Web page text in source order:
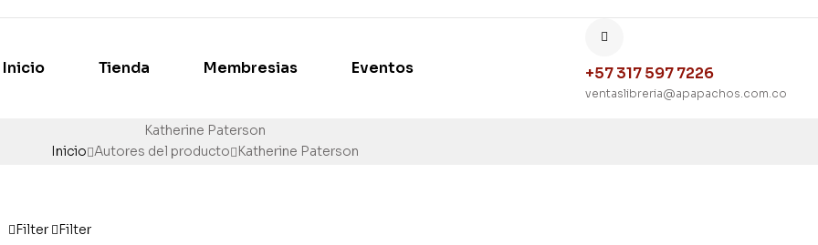
Inicio Tienda Membresias Eventos +57 317 597 7226
ventaslibreria@apapachos.com.co
Katherine Paterson
Inicio Autores del producto Katherine Paterson
Filter Filter